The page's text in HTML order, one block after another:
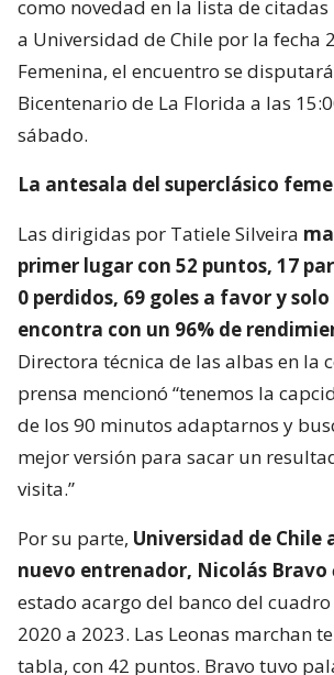
como novedad en la lista de
a Universidad de Chile por la fecha
Femenina, el encuentro se
Bicentenario de La Florida a las
sábado.
La antesala del superclásico
Las dirigidas por Tatiele Silveira
primer lugar con 52 puntos, 17
0 perdidos, 69 goles a favor y solo
encontra con un 96% de
Directora técnica de las albas en la
prensa mencionó “tenemos la
de los 90 minutos adaptarnos y
mejor versión para sacar un
visita.”
Por su parte, Universidad de Chile
nuevo entrenador, Nicolás Bravo
estado acargo del banco del
2020 a 2023. Las Leonas marchan
tabla, con 42 puntos. Bravo tuvo